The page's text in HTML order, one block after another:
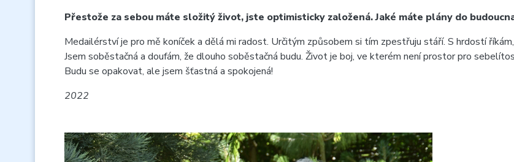
Přestože za sebou máte složitý život, jste optimisticky založená. Jaké máte plány do
Medailérství je pro mě koníček a dělá mi radost. Určitým způsobem si tím zpestřuju stáří. S hrdostí
Jsem soběstačná a doufám, že dlouho soběstačná budu. Život je boj, ve kterém není prostor pro
Budu se opakovat, ale jsem šťastná a spokojená!
2022